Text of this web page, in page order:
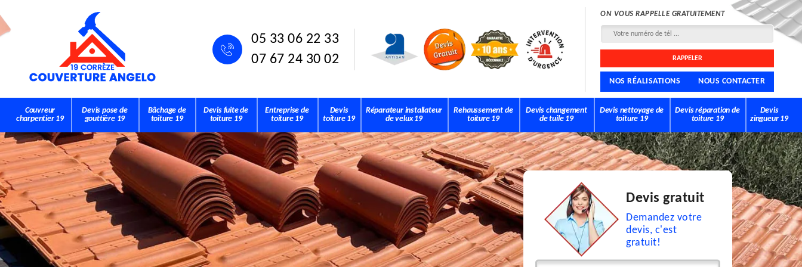
05 33 06 22 33
07 67 24 30 02
ON VOUS RAPPELLE GRATUITEMENT
NOS RÉALISATIONS NOUS CONTACTER
Couvreur
charpentier 19
Devis pose de
gouttière 19
Bâchage de
toiture 19
Devis fuite de
toiture 19
Entreprise de
toiture 19
Devis
toiture 19
Réparateur installateur
de velux 19
Rehaussement de
toiture 19
Devis changement
de tuile 19
Devis nettoyage de
toiture 19
Devis réparation de
toiture 19
Devis
zingueur 19
Devis gratuit
Demandez votre
devis, c'est
gratuit!